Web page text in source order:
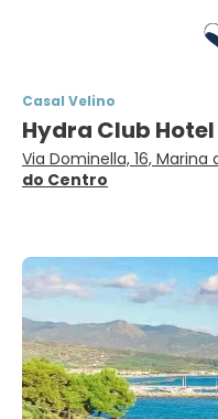
Casal Velino
Hydra Club
Via Dominella, 16,
do Centro